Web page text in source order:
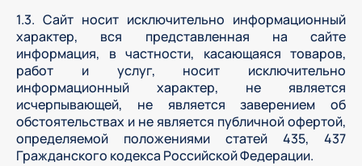
1.3. Сайт носит исключительно информационный
характер, вся представленная на сайте
информация, в частности, касающаяся товаров,
работ и услуг, носит исключительно
информационный характер, не является
исчерпывающей, не является заверением об
обстоятельствах и не является публичной офертой,
определяемой положениями статей 435, 437
Гражданского кодекса Российской Федерации.